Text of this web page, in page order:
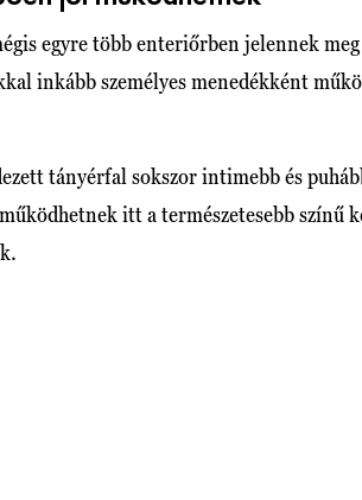
egyre több enteriőrben jelennek
inkább személyes menedékként
tányérfal sokszor intimebb és
itt a természetesebb színű